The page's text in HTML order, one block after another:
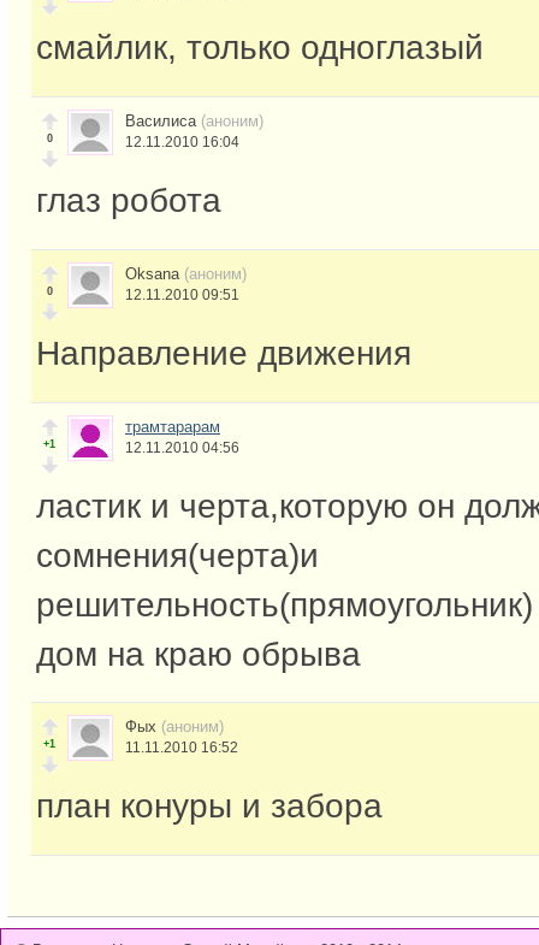
смайлик, только одноглазый
0
Василиса (аноним)
12.11.2010 16:04
глаз робота
0
Oksana (аноним)
12.11.2010 09:51
Направление движения
+1
трамтарарам
12.11.2010 04:56
ластик и черта,которую он
сомнения(черта)и
решительность(прямоугольник)
дом на краю обрыва
+1
Фых (аноним)
11.11.2010 16:52
план конуры и забора